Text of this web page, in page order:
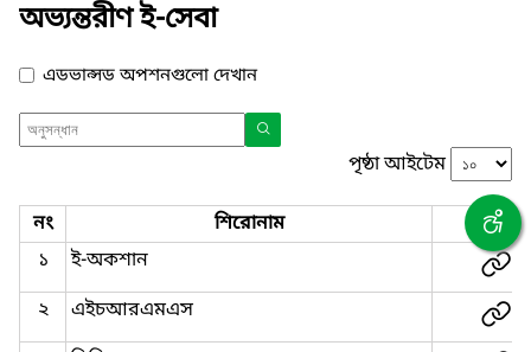
অভ্যন্তরীণ ই-সেবা
এডভান্সড অপশনগুলো দেখান
পৃষ্ঠা আইটেম
নং শিরোনাম
লিংক
১
ই-অকশান
২
এইচআরএমএস